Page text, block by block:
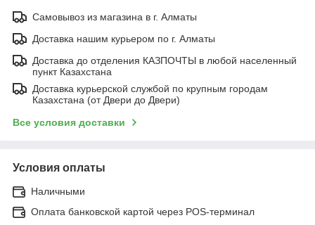
Самовывоз из магазина в г. Алматы
Доставка нашим курьером по г. Алматы
Доставка до отделения КАЗПОЧТЫ в любой населенный
пункт Казахстана
Доставка курьерской службой по крупным городам
Казахстана (от Двери до Двери)
Все условия доставки
Условия оплаты
Наличными
Оплата банковской картой через POS-терминал